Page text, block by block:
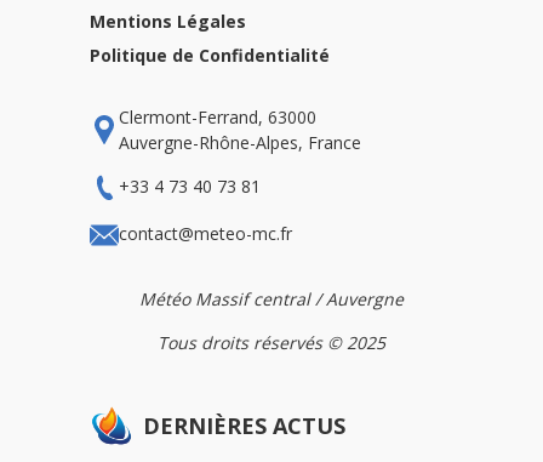
Mentions Légales
Politique de Confidentialité
Clermont-Ferrand, 63000
Auvergne-Rhône-Alpes, France
+33 4 73 40 73 81
contact@meteo-mc.fr
Météo Massif central / Auvergne
Tous droits réservés © 2025
DERNIÈRES ACTUS